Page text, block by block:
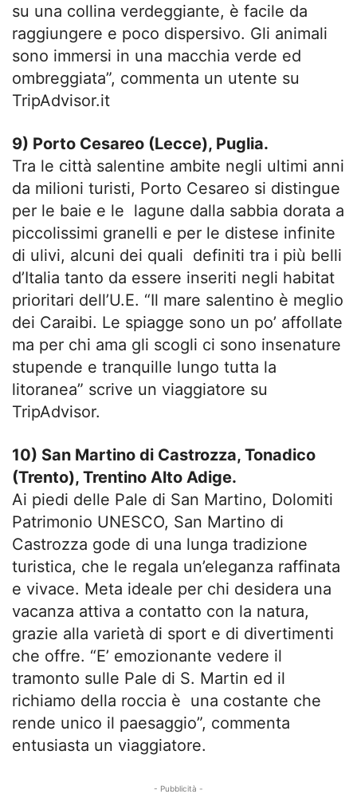
su una collina verdeggiante, è facile da
raggiungere e poco dispersivo. Gli animali
sono immersi in una macchia verde ed
ombreggiata”, commenta un utente su
TripAdvisor.it
9) Porto Cesareo (Lecce), Puglia.
Tra le città salentine ambite negli ultimi anni
da milioni turisti, Porto Cesareo si distingue
per le baie e le lagune dalla sabbia dorata a
piccolissimi granelli e per le distese infinite
di ulivi, alcuni dei quali definiti tra i più belli
d’Italia tanto da essere inseriti negli habitat
prioritari dell’U.E. “Il mare salentino è meglio
dei Caraibi. Le spiagge sono un po’ affollate
ma per chi ama gli scogli ci sono insenature
stupende e tranquille lungo tutta la
litoranea” scrive un viaggiatore su
TripAdvisor.
10) San Martino di Castrozza, Tonadico
(Trento), Trentino Alto Adige.
Ai piedi delle Pale di San Martino, Dolomiti
Patrimonio UNESCO, San Martino di
Castrozza gode di una lunga tradizione
turistica, che le regala un’eleganza raffinata
e vivace. Meta ideale per chi desidera una
vacanza attiva a contatto con la natura,
grazie alla varietà di sport e di divertimenti
che offre. “E’ emozionante vedere il
tramonto sulle Pale di S. Martin ed il
richiamo della roccia è una costante che
rende unico il paesaggio”, commenta
entusiasta un viaggiatore.
- Pubblicità -